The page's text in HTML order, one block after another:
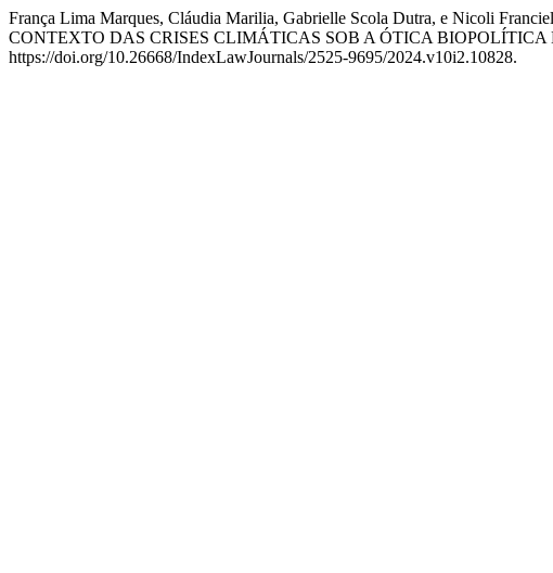
França Lima Marques, Cláudia Marilia, Gabrielle Scola Dutra, e Nicoli
CONTEXTO DAS CRISES CLIMÁTICAS SOB A ÓTICA BIOPOLÍTICA
https://doi.org/10.26668/IndexLawJournals/2525-9695/2024.v10i2.10828.